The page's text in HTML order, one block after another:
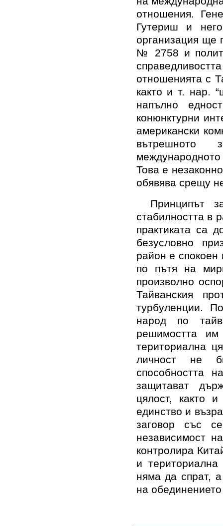
отношения.
Гутериш и
организация ще
№ 2758 и
отношенията с
както и т. нар.
напълно
конюнктурни
американски
вътрешното
Това е
обявява срещу
Принципът
стабилността в
практиката са
безусловно
район е спокоен
по пътя на
произволно
Тайванския
турбуленции.
народ по
решимостта
териториална
личност не
способността
защитават
цялост, както
единство и
заговор със
независимост
контролира
и
няма да спрат,
на